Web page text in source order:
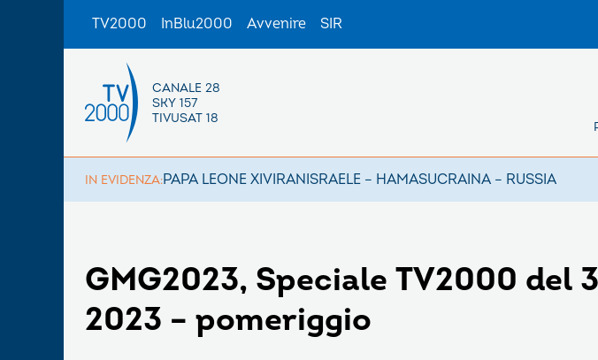
TV2000 InBlu2000 Avvenire SIR
CANALE 28
SKY 157
TIVUSAT 18
IN EVIDENZA:PAPA LEONE XIVIRANISRAELE – HAMASUCRAINA – RUSSIA
GMG2023, Speciale TV2000 del
2023 – pomeriggio